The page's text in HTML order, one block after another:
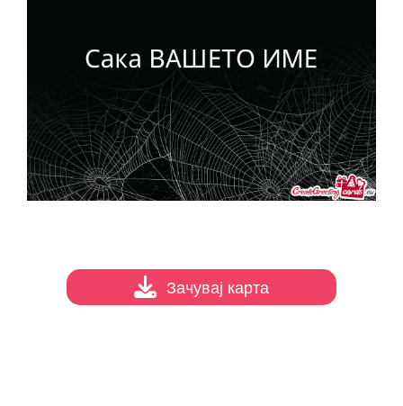
Зачувај карта